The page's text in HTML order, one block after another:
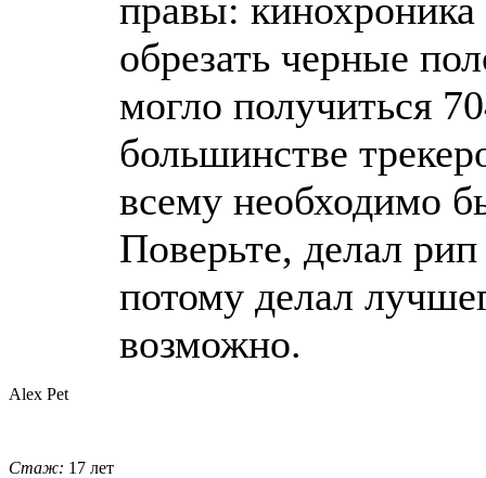
правы:
обрезать черные
могло получиться
большинстве
всему необходимо
Поверьте, делал
потому делал
возможно.
Alex Pet
Стаж: 17 лет